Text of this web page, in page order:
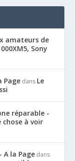
amateurs de
Sony
Page dans Le
réparable -
chose à voir
A la Page dans